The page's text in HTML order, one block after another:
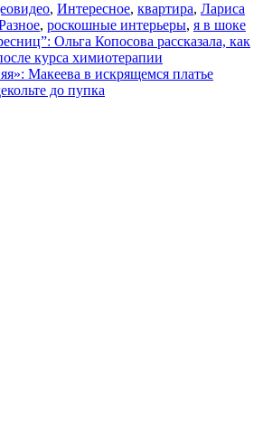
видео, Интересное, квартира, Лариса
, роскошные интерьеры, я в шоке
Ольга Копосова рассказала, как
курса химиотерапии
Макеева в искрящемся платье
до пупка